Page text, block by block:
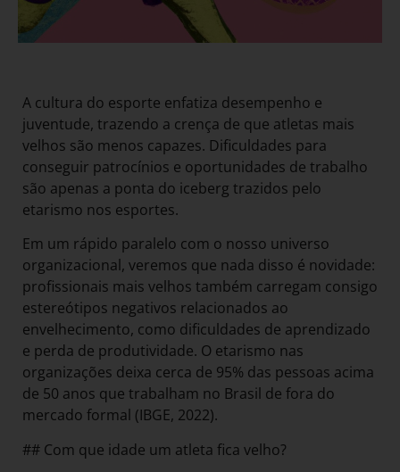
A cultura do esporte enfatiza desempenho e
juventude, trazendo a crença de que atletas mais
velhos são menos capazes. Dificuldades para
conseguir patrocínios e oportunidades de trabalho
são apenas a ponta do iceberg trazidos pelo
etarismo nos esportes.
Em um rápido paralelo com o nosso universo
organizacional, veremos que nada disso é novidade:
profissionais mais velhos também carregam consigo
estereótipos negativos relacionados ao
envelhecimento, como dificuldades de aprendizado
e perda de produtividade. O etarismo nas
organizações deixa cerca de 95% das pessoas acima
de 50 anos que trabalham no Brasil de fora do
mercado formal (IBGE, 2022).
## Com que idade um atleta fica velho?